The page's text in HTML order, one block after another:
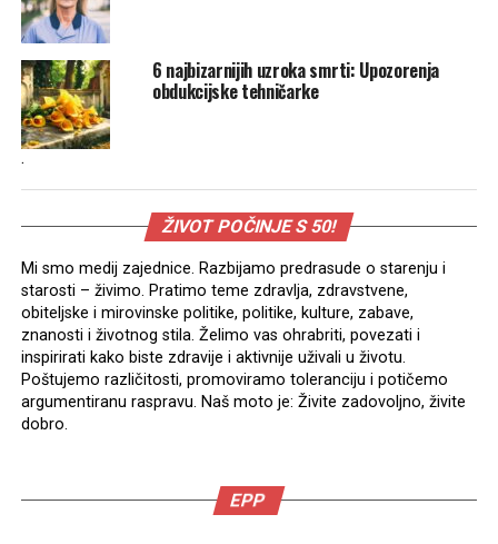
6 najbizarnijih uzroka smrti: Upozorenja
obdukcijske tehničarke
.
ŽIVOT POČINJE S 50!
Mi smo medij zajednice. Razbijamo predrasude o starenju i
starosti – živimo. Pratimo teme zdravlja, zdravstvene,
obiteljske i mirovinske politike, politike, kulture, zabave,
znanosti i životnog stila. Želimo vas ohrabriti, povezati i
inspirirati kako biste zdravije i aktivnije uživali u životu.
Poštujemo različitosti, promoviramo toleranciju i potičemo
argumentiranu raspravu. Naš moto je: Živite zadovoljno, živite
dobro.
EPP